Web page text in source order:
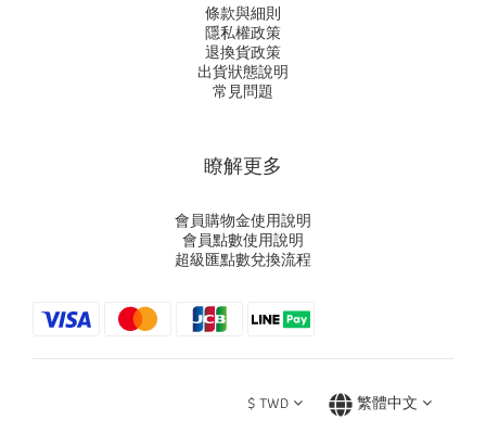
條款與細則
隱私權政策
退換貨政策
出貨狀態說明
常見問題
瞭解更多
會員購物金使用說明
會員點數使用說明
超級匯點數兌換流程
$TWD 繁體中文